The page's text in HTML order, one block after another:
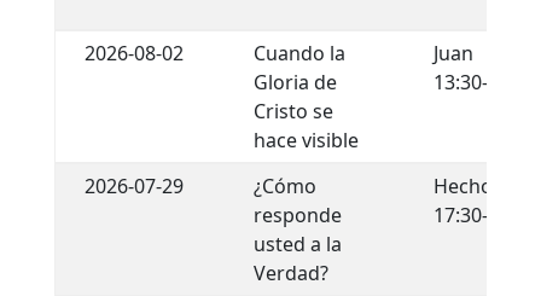
2026-08-02
Cuando la
Gloria de
Cristo se
hace visible
Juan
13:30-35
2026-07-29
¿Cómo
responde
usted a la
Verdad?
Hechos
17:30-31